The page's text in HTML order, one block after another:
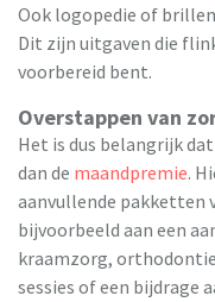
Ook logopedie of
Dit zijn uitgaven die
voorbereid bent.
Overstappen van
Het is dus belangrijk
dan de maandpremie.
aanvullende pakketten
bijvoorbeeld aan een
kraamzorg,
sessies of een bijdrage